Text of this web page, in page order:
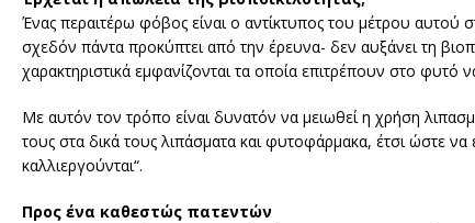
Ένας περαιτέρω φόβος είναι ο αντίκτυπος του μέτρου αυτού
σχεδόν πάντα προκύπτει από την έρευνα- δεν αυξάνει τη
χαρακτηριστικά εμφανίζονται τα οποία επιτρέπουν στο φυτό
Με αυτόν τον τρόπο είναι δυνατόν να μειωθεί η χρήση
τους στα δικά τους λιπάσματα και φυτοφάρμακα, έτσι ώστε
καλλιεργούνται“.
Προς ένα καθεστώς πατεντών